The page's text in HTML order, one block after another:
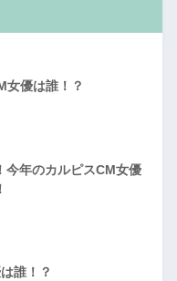
女優は誰！？
今年のカルピスCM女優
誰！？